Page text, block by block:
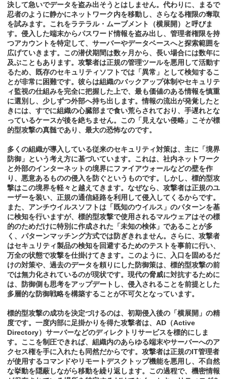
決して急いでデータを盗み出そうとはしません。代わりに、まるで
忍者のように静かにネットワーク内を移動し、さらなる権限の奪取
を試みます。これをラテラル・ムーブメント（横展開）と呼びま
す。侵入した端末からパスワード情報を盗み出し、管理者権限を持
つアカウントを特定して、サーバーやデータベースへと探索範囲を
広げていきます。この潜伏期間は数ヶ月から、長い場合には数年に
及ぶこともあります。攻撃者は正規の管理ツールを悪用して活動す
るため、既存のセキュリティソフトでは「異常」として検知するこ
とが非常に困難です。彼らは組織のバックアップ体制やセキュリテ
ィ監視の仕組みを完全に把握した上で、最も価値のある情報を慎重
に選別し、少しずつ外部へ持ち出します。情報の流出が発覚したと
きには、すでに組織の心臓部まで食い荒らされており、手遅れとな
っているケースが後を絶ちません。この「見えない侵略」こそが標
的型攻撃の真髄であり、最大の恐怖なのです。
多くの組織が導入している従来のセキュリティ対策は、主に「境界
防御」という考え方に基づいています。これは、社内ネットワーク
と外部のインターネットの境界にファイアウォールなどの壁を作
り、悪意あるものの侵入を防ぐというものです。しかし、標的型攻
撃はこの境界を軽々と越えてきます。なぜなら、攻撃者は正規のユ
ーザーを装い、正規の通信経路を利用して侵入してくるからです。
また、アンチウイルスソフトは「既知のウイルス」のパターンを基
に検知を行いますが、標的型攻撃で使用されるマルウェアはその標
的のためだけに特別に作成された「未知の検体」であることが多
く、パターンマッチング方式では防ぎきれません。さらに、攻撃者
はセキュリティ製品の検知を回避するためのテストを事前に行い、
万全の状態で攻撃を仕掛けてきます。このように、入口を固めるだ
けの対策や、過去のデータを頼りにした防御策は、標的型攻撃の前
では無力化されているのが現状です。現代の脅威に対抗するために
は、防御側も思考をアップデートし、侵入されることを前提とした
多層的な防御戦略を構築することが不可欠となっています。
標的型攻撃の成功を決定づけるのは、初期侵入後の「横展開」の精
度です。一度内部に足掛かりを得た攻撃者は、AD（Active
Directory）サーバーなどのディレクトリサービスを標的にしま
す。ここを制圧できれば、組織内のあらゆる端末やサーバーへのア
クセス権を手に入れたも同然だからです。攻撃者は正規のIT管理者
が使用するコマンドやリモートデスクトップ機能を悪用し、不自然
な挙動を隠蔽しながら移動を繰り返します。この過程で、機密情報